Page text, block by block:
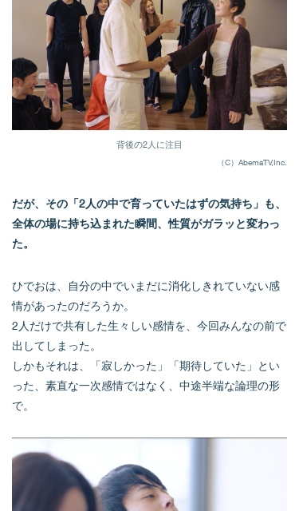
背後の2人に注目
（C）AbemaTV,Inc.
だが、その「2人の中で育っていたはずの気持ち」も、
全体の場に持ち込まれた瞬間、性質がガラッと変わっ
た。
ひでおは、自分の中でいまだに消化しきれていない感
情があったのだろうか。
2人だけで共有した生々しい感情を、今回みんなの前で
出してしまった。
しかもそれは、「寂しかった」「期待していた」とい
った、素直な一次感情ではなく、中途半端な論理の形
で。